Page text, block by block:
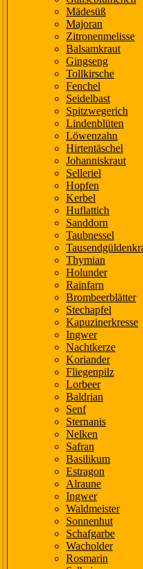
Mädesüß
Majoran
Zitronenmelisse
Balsamkraut
Gingseng
Tollkirsche
Fenchel
Seidelbast
Spitzwegerich
Lindenblüten
Löwenzahn
Hirtentäschel
Johanniskraut
Selleriel
Hopfen
Kerbel
Huflattich
Sanddorn
Taubnessel
Thymian
Holunder
Rainfarn
Brombeerblätter
Stechapfel
Kapuzinerkresse
Ingwer
Nachtkerze
Koriander
Fliegenpilz
Lorbeer
Baldrian
Senf
Sternanis
Nelken
Safran
Basilikum
Estragon
Alraune
Ingwer
Waldmeister
Sonnenhut
Schafgarbe
Wacholder
Rosmarin